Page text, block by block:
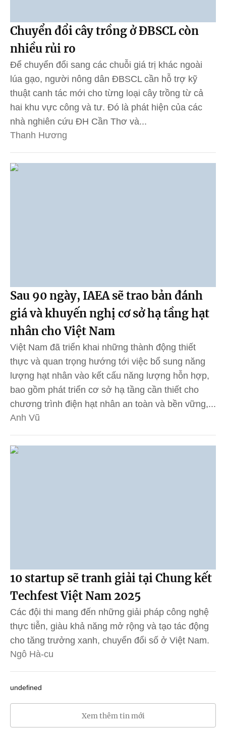
Chuyển đổi cây trồng ở ĐBSCL còn
nhiều rủi ro
Để chuyển đổi sang các chuỗi giá trị khác ngoài
lúa gạo, người nông dân ĐBSCL cần hỗ trợ kỹ
thuật canh tác mới cho từng loại cây trồng từ cả
hai khu vực công và tư. Đó là phát hiện của các
nhà nghiên cứu ĐH Cần Thơ và...
Thanh Hương
Sau 90 ngày, IAEA sẽ trao bản đánh
giá và khuyến nghị cơ sở hạ tầng hạt
nhân cho Việt Nam
Việt Nam đã triển khai những thành động thiết
thực và quan trọng hướng tới việc bổ sung năng
lượng hạt nhân vào kết cấu năng lượng hỗn hợp,
bao gồm phát triển cơ sở hạ tầng cần thiết cho
chương trình điện hạt nhân an toàn và bền vững,...
Anh Vũ
10 startup sẽ tranh giải tại Chung kết
Techfest Việt Nam 2025
Các đội thi mang đến những giải pháp công nghệ
thực tiễn, giàu khả năng mở rộng và tạo tác động
cho tăng trưởng xanh, chuyển đổi số ở Việt Nam.
Ngô Hà-cu
undefined
Xem thêm tin mới